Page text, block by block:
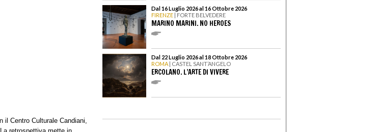
il Centro Culturale Candiani,
Dal 16 Luglio 2026 al 16 Ottobre 2026
FIRENZE | FORTE BELVEDERE
MARINO MARINI. NO HEROES
Dal 22 Luglio 2026 al 18 Ottobre 2026
ROMA | CASTEL SANT’ANGELO
ERCOLANO. L’ARTE DI VIVERE